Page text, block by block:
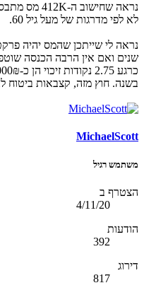
לא לפי מדרגות של מעל גיל 60.
שנים ואם אין הרבה הכנסה
בשנה. חוץ מזה, קצבאות ביטוח
MichaelScott
משתמש רגיל
הצטרף ב
4/11/20
הודעות
392
דירוג
817